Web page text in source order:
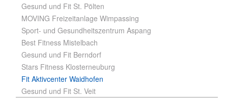
Gesund und Fit St. Pölten
MOVING Freizeitanlage Wimpassing
Sport- und Gesundheitszentrum Aspang
Best Fitness Mistelbach
Gesund und Fit Berndorf
Stars Fitness Klosterneuburg
Fit Aktivcenter Waidhofen
Gesund und Fit St. Veit